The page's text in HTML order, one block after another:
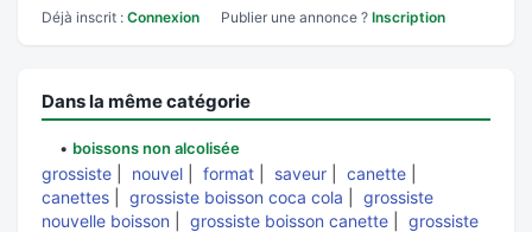
Déjà inscrit : Connexion Publier une annonce ? Inscription
Dans la même catégorie
• boissons non alcolisée
grossiste nouvel format saveur canette
canettes
grossiste boisson coca cola
grossiste
nouvelle boisson
grossiste boisson canette
grossiste